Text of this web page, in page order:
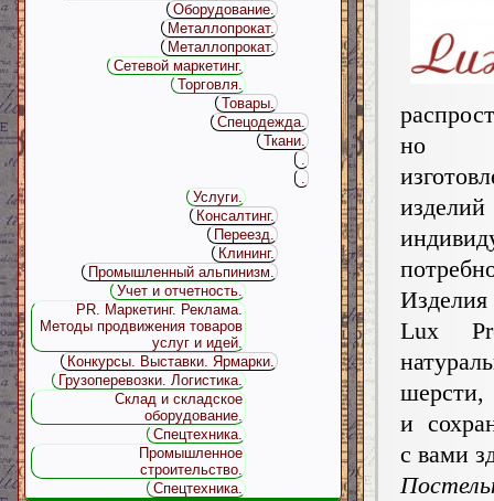
Lux
шерсти,
и
с вами
Оборудование.
Металлопрокат.
Металлопрокат.
Сетевой маркетинг.
Торговля.
Товары.
Спецодежда.
Ткани.
.
.
Услуги.
Консалтинг.
Переезд.
Клининг.
Промышленный альпинизм.
Учет и отчетность.
PR. Маркетинг. Реклама.
Методы продвижения товаров
услуг и идей.
Конкурсы. Выставки. Ярмарки.
Грузоперевозки. Логистика.
Склад и складское
оборудование.
Спецтехника.
Промышленное
строительство.
Спецтехника.